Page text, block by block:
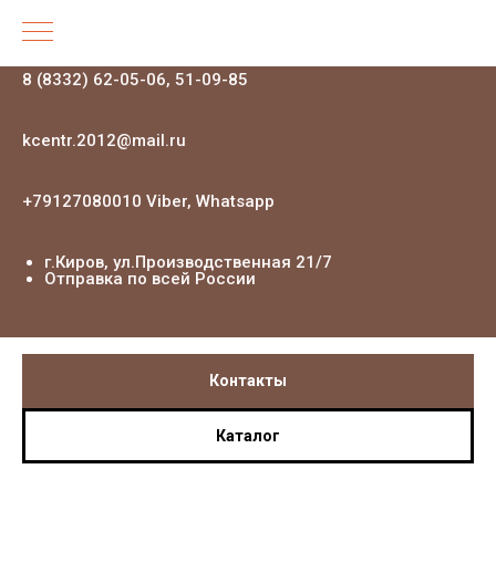
8 (8332) 62-05-06, 51-09-85
kcentr.2012@mail.ru
+79127080010 Viber, Whatsapp
г.Киров, ул.Производственная 21/7
Отправка по всей России
Контакты
Каталог